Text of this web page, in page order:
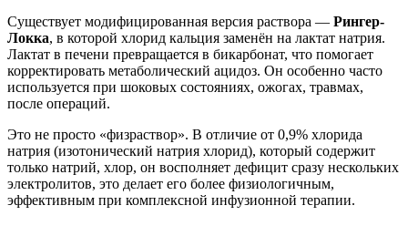
Существует модифицированная версия раствора — Рингер-
Локка, в которой хлорид кальция заменён на лактат натрия.
Лактат в печени превращается в бикарбонат, что помогает
корректировать метаболический ацидоз. Он особенно часто
используется при шоковых состояниях, ожогах, травмах,
после операций.
Это не просто «физраствор». В отличие от 0,9% хлорида
натрия (изотонический натрия хлорид), который содержит
только натрий, хлор, он восполняет дефицит сразу нескольких
электролитов, это делает его более физиологичным,
эффективным при комплексной инфузионной терапии.